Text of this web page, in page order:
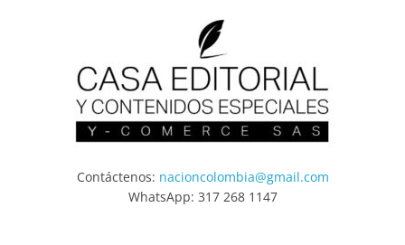
Contáctenos: nacioncolombia@gmail.com
WhatsApp: 317 268 1147